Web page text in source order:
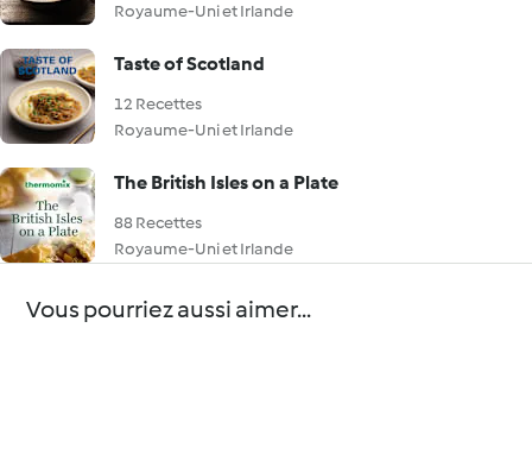
Royaume-Uni et Irlande
Taste of Scotland
12 Recettes
Royaume-Uni et Irlande
The British Isles on a Plate
88 Recettes
Royaume-Uni et Irlande
Vous pourriez aussi aimer...